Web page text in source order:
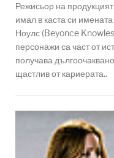
Режисьор на
имал в каста си
Ноулс (Beyonce
персонажи са част от
получава
щастлив от кариерата..